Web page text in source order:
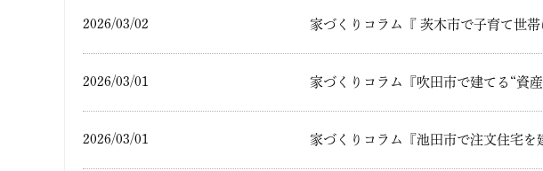
2026/03/02 家づくりコラム『 茨木市で子育て世
2026/03/01 家づくりコラム『吹田市で建てる“資
2026/03/01 家づくりコラム『池田市で注文住宅